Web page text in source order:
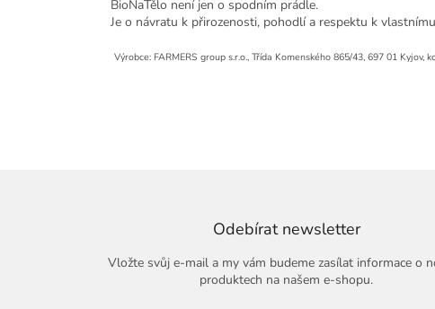
BioNaTělo není jen o spodním prádle.
Je o návratu k přirozenosti, pohodlí a respektu k
Výrobce: FARMERS group s.r.o., Třída Komenského 865/43, 697 01 Kyjov,
Odebírat newsletter
Vložte svůj e-mail a my vám budeme zasílat informace o
produktech na našem e-shopu.